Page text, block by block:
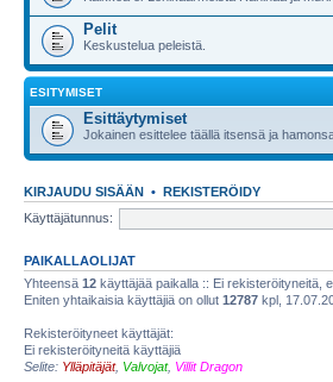
Pelit
Keskustelua peleistä.
ESITYMISET
Esittäytymiset
Jokainen esittelee täällä itsensä ja
KIRJAUDU SISÄÄN • REKISTERÖIDY
Käyttäjätunnus:
PAIKALLAOLIJAT
Yhteensä 12 käyttäjää paikalla :: Ei rekisteröityneitä,
Eniten yhtaikaisia käyttäjiä on ollut 12787 kpl,
Rekisteröityneet käyttäjät:
Ei rekisteröityneitä käyttäjiä
Selite: Ylläpitäjät, Valvojat, Villit Dragon